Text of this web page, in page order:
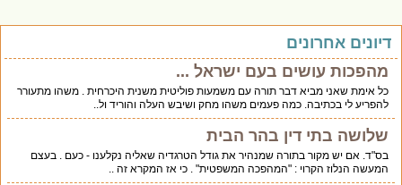
דיונים אחרונים
מהפכות עושים בעם ישראל ...
כל אימת שאני מביא דבר תורה עם משמעות פוליטית משנית היכרחית . משהו מתעורר
להפריע לי בכתיבה. כמה פעמים משהו מחק ושיבש העלה והוריד ול..
שלושה בתי דין בהר הבית
בס"ד. אם יש מקור בתורה שמנהיר את גודל הטרגדיה שאליה נקלענו - כעם . בעצם
המעשה הנלוז הקרוי : "המהפכה המשפטית" . כי אז המקרא זה ..